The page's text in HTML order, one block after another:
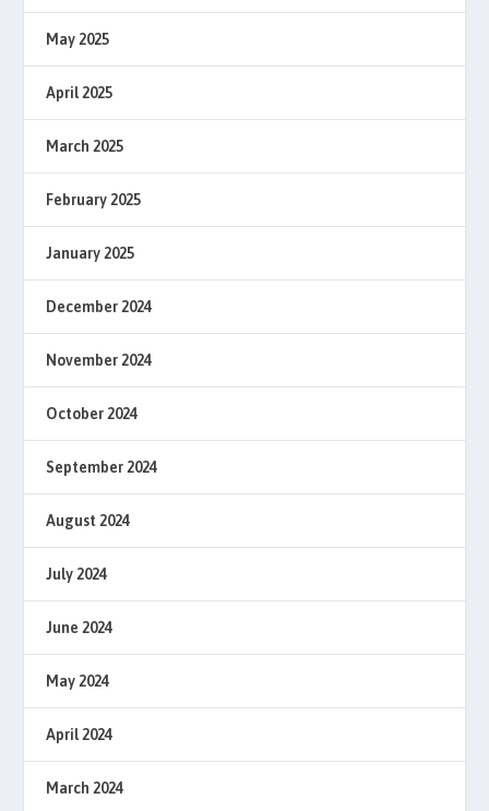
May 2025
April 2025
March 2025
February 2025
January 2025
December 2024
November 2024
October 2024
September 2024
August 2024
July 2024
June 2024
May 2024
April 2024
March 2024